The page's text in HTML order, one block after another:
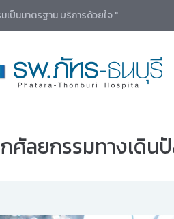
ป็นมาตรฐาน บริการด้วยใจ "
ศัลยกรรมทางเดินปั